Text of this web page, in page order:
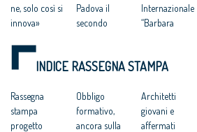
ne, solo così si
innova»
europee: a
Padova ultimo
Condono
Sicilia: ‘tenuta
ferma la linea
Padova il
secondo
Padova il
appuntamento
sulle “Capitali
verdi europee”
Internazionale
“Barbara
la Biennale
“Barbara
Cappochin”
Architettura: al
INDICE RASSEGNA STAMPA
Rassegna
stampa
progetto
Obbligo
formativo,
ancora sulla
Architetti
giovani e
affermati